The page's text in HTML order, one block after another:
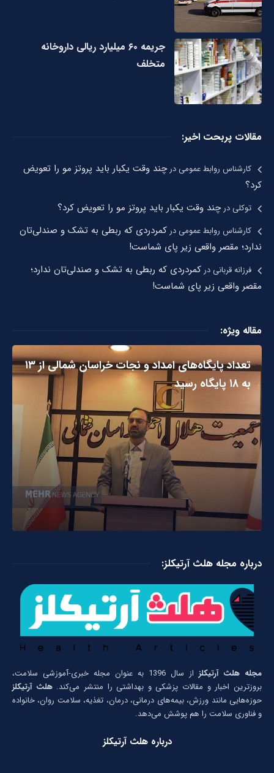
جریمه ۶۰ میلیارد ریالی داروخانه
متخلف
مقالات پربحت اخیر:
کارشناس روابط عمومیدرچند وقت یکبار باید پروتز مو را تعویض
کرد؟
توکلیدرچند وقت یکبار باید پروتز مو را تعویض کرد؟
کارشناس روابط عمومیدر کمردردی که ربطی به تشک و صندلی‌تان
ندارد؛ مقصر واقعی زیر پای شماست!
فرزانه قربانیدر کمردردی که ربطی به تشک و صندلی‌تان ندارد؛
مقصر واقعی زیر پای شماست!
مقاله ویژه:
تعداد پایگاه‌های امداد و نجات خراسان شمالی از ۱۳
به ۱۸ پایگاه رسید
درباره مجله هلث آرتیکلز:
مجله هلث آرتیکلز
از سال 1396 به عنوان مجله خبری-آموزشی سلامت،
بروزترین اخبار و مقالات پزشکی و بهداشتی را منتشر می‌کند.هلث آرتیکلز
حوزه‌هایی مانند ورزش، بیمه‌های درمانی، درمان، تغذیه، سلامت روان، خانواده
و فناوری سلامت را هم پوشش می‌دهد.
درباره هلث آرتیکلز